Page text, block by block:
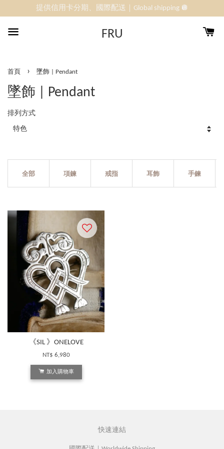
提供信用卡分期、國際配送｜Global shipping 🪩
FRU
首頁 › 墜飾 | Pendant
墜飾 | Pendant
排列方式
全部 項鍊 戒指 耳飾 手鍊
《SIL 》ONELOVE
NT$ 6,980
加入購物車
快速連結